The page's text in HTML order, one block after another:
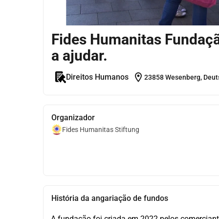
Fides Humanitas
a ajudar.
Direitos Humanos location_on 23858 Wesenberg,
Organizador
Fides Humanitas Stiftung
História da angariação de fundos